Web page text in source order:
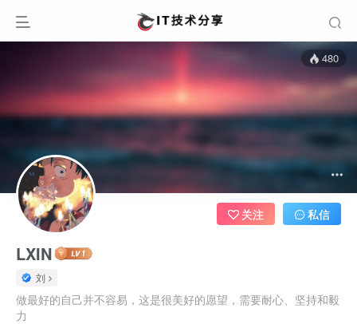
480
LXIN
刘
做最好的自己并不容易，这是很美好的愿望，需要耐心、坚持和毅
力
关注 私信